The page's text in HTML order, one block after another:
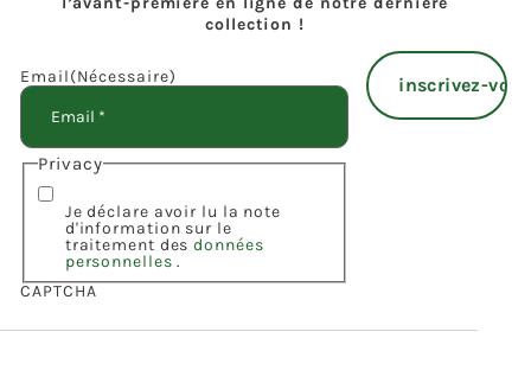
collection !
Email(Nécessaire)
Privacy
Je déclare avoir lu la note
d'information sur le
traitement desdonnées
personnelles.
CAPTCHA